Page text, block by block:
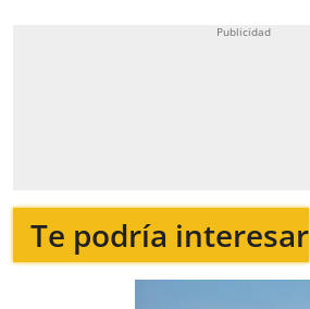
Te podría interesar